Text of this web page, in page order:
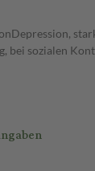
bei sozialen